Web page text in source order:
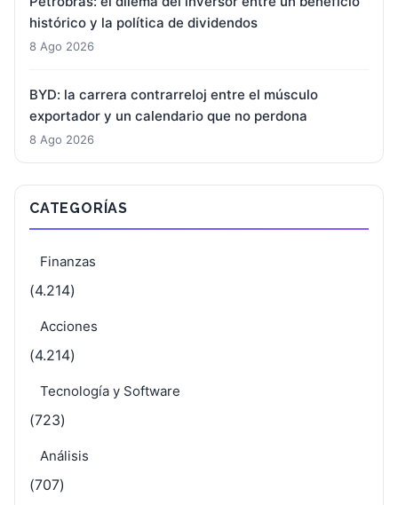
histórico y la política de dividendos
8 Ago 2026
BYD: la carrera contrarreloj entre el músculo
exportador y un calendario que no perdona
8 Ago 2026
CATEGORÍAS
Finanzas
(4.214)
Acciones
(4.214)
Tecnología y Software
(723)
Análisis
(707)